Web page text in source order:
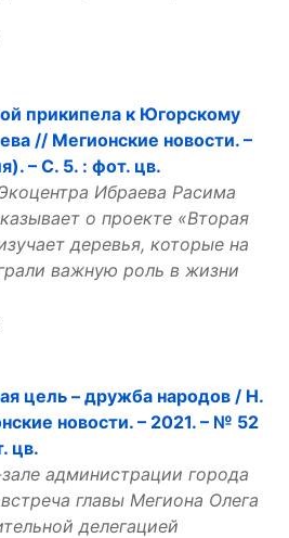
прикипела к Югорскому
// Мегионские новости. –
– С. 5. : фот. цв.
Ибраева Расима
о проекте «Вторая
деревья, которые на
важную роль в жизни
цель – дружба народов / Н.
новости. – 2021. – № 52
цв.
администрации города
главы Мегиона Олега
делегацией